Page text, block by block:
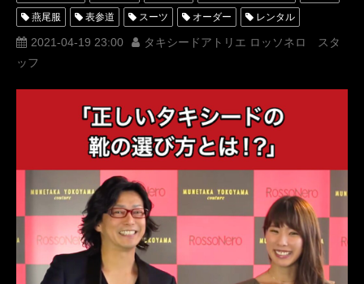
燕尾服 表参道 スーツ オーダー レンタル
オーダータキシード レンタルタキシード パーティー
ロッソネロ
tuxedochannel 横山宗生 布川桃花 ベスト 購入
オペラパンプス 選び方 MUNETAKA
名古屋 オーダータキシード東京
オーダータキシード名古屋 新郎衣装
レンタルタキシード東京
ROSSONERO タキシードちゃんねる
正しいタキシードの靴の選び方とは
タキシードオーダー東京 タキシードレンタル東京
タキシード靴 青山
2021-04-19 23:00
タキシードアトリエ ロッソネロ スタ
ッフ